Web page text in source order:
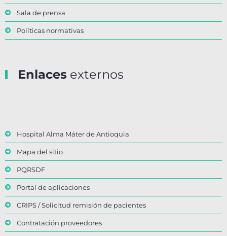
Sala de prensa
Políticas normativas
Enlaces externos
Hospital Alma Máter de Antioquia
Mapa del sitio
PQRSDF
Portal de aplicaciones
CRIPS / Solicitud remisión de pacientes
Contratación proveedores